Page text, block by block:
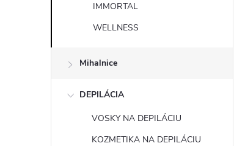
IMMORTAL
WELLNESS
Mihalnice
DEPILÁCIA
VOSKY NA DEPILÁCIU
KOZMETIKA NA DEPILÁCIU